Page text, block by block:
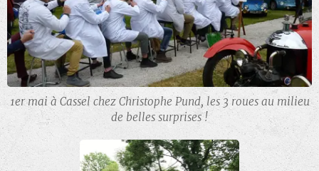
1er mai à Cassel chez Christophe Pund, les 3 roues au milieu
de belles surprises !